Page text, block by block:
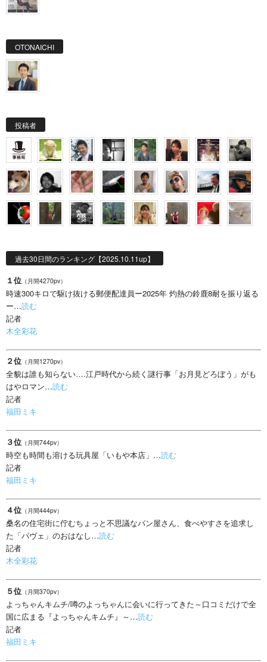
OTONAICHI
投稿者
過去30日間のランキング【2025.10.11up】
１位 （月間4270pv）
時速300キロで駆け抜ける郵便配達員ー2025年 灼熱の鈴鹿8耐を振り返る
ー…読む
記者
木全彩花
２位 （月間1270pv）
全貌は誰も知らない….江戸時代から続く謎行事「お月見どろぼう」がも
はやロマン…読む
記者
福田ミキ
３位 （月間744pv）
時空も時間も溶ける玩具屋「いもや本店」…読む
記者
福田ミキ
４位 （月間444pv）
桑名の住宅街に佇むちょっと不思議なパン屋さん、食べやすさを追求し
た「パヴェ」のおはなし…読む
記者
木全彩花
５位 （月間370pv）
よっちゃんキムチ/噂のよっちゃんに会いに行ってきた～口コミだけで全
国に広まる『よっちゃんキムチ』～…読む
記者
福田ミキ